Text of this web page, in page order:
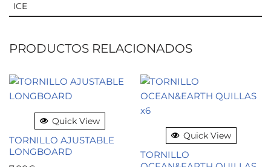
ICE
PRODUCTOS RELACIONADOS
Quick View
TORNILLO AJUSTABLE
LONGBOARD
Quick View
TORNILLO